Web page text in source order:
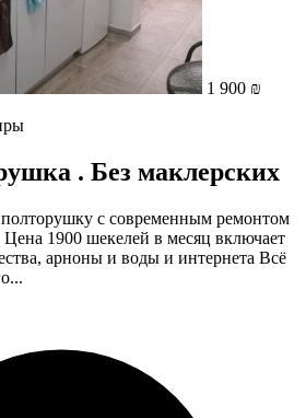
1 900 ₪
. Без маклерских
с современным ремонтом
1900 шекелей в месяц включает
арноны и воды и интернета Всё